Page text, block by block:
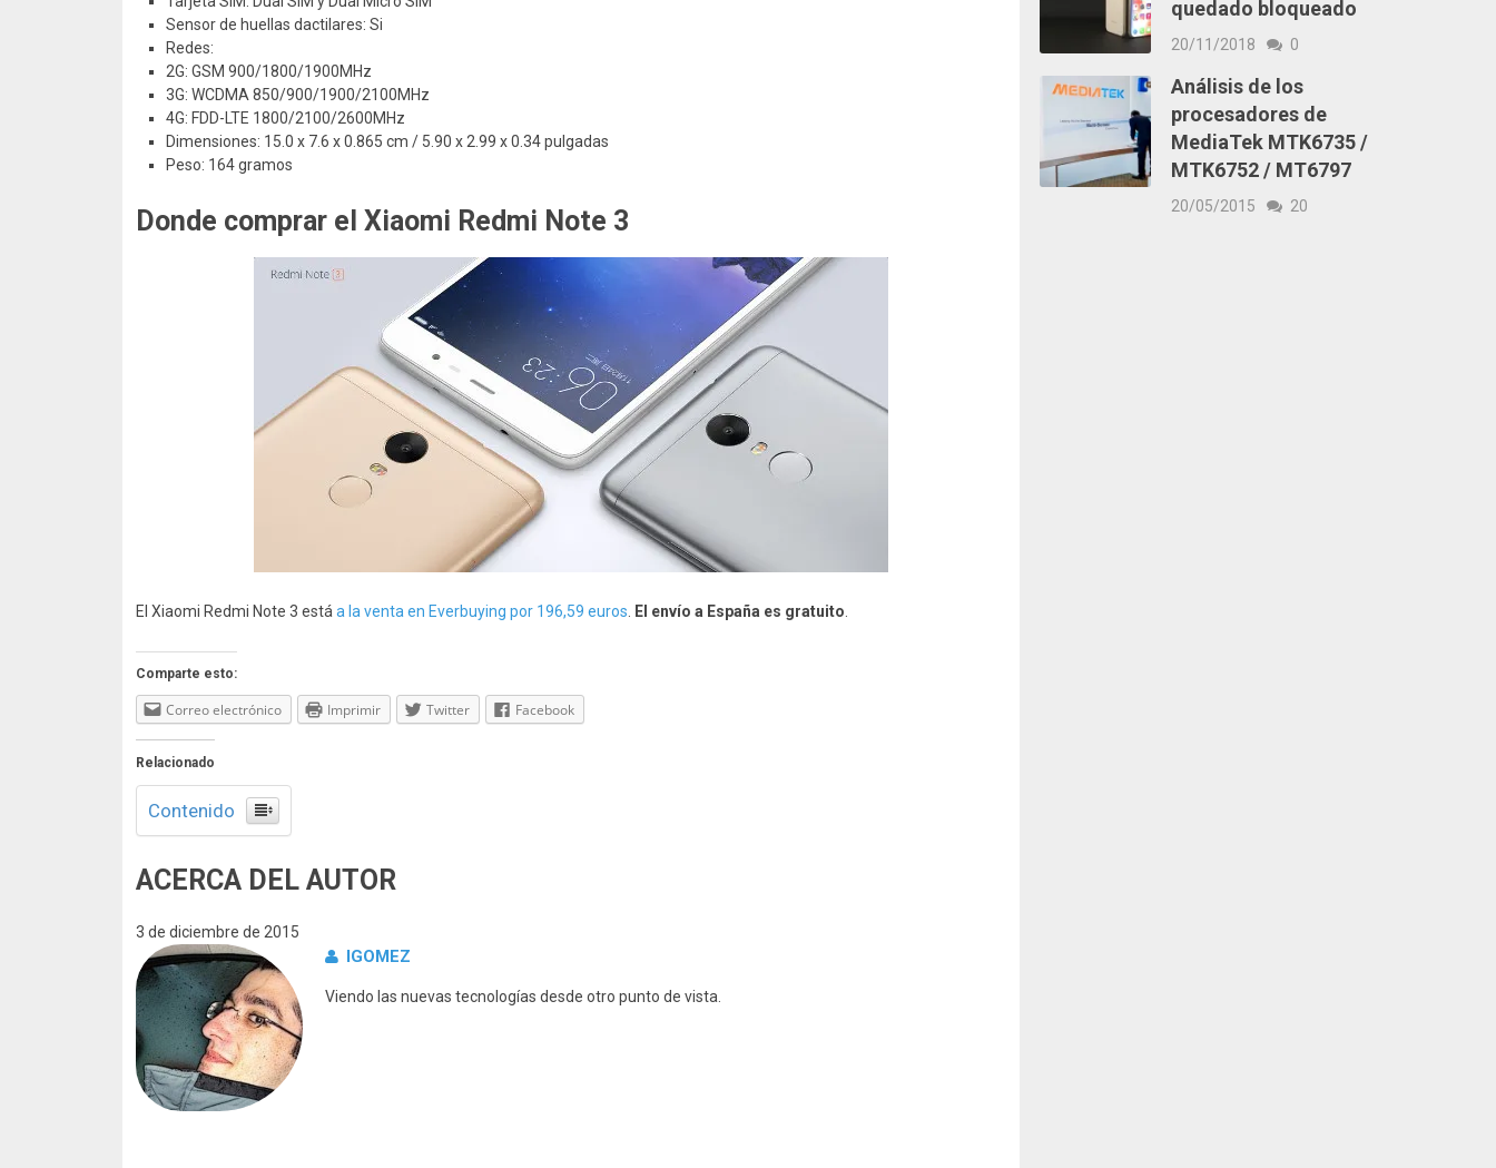
Sensor de huellas dactilares: Si
Redes:
2G: GSM 900/1800/1900MHz
3G: WCDMA 850/900/1900/2100MHz
4G: FDD-LTE 1800/2100/2600MHz
Dimensiones: 15.0 x 7.6 x 0.865 cm / 5.90 x 2.99 x 0.34 pulgadas
Peso: 164 gramos
Donde comprar el Xiaomi Redmi Note 3
El Xiaomi Redmi Note 3 está a la venta en Everbuying por 196,59 euros El envío a España es gratuito
Comparte esto:
Correo electrónico Imprimir Twitter Facebook
Relacionado
Contenido
ACERCA DEL AUTOR
3 de diciembre de 2015
IGOMEZ
Viendo las nuevas tecnologías desde otro punto de vista.
quedado bloqueado
20/11/2018 0
Análisis de los
procesadores de
MediaTek MTK6735 /
MTK6752 / MT6797
20/05/2015 20